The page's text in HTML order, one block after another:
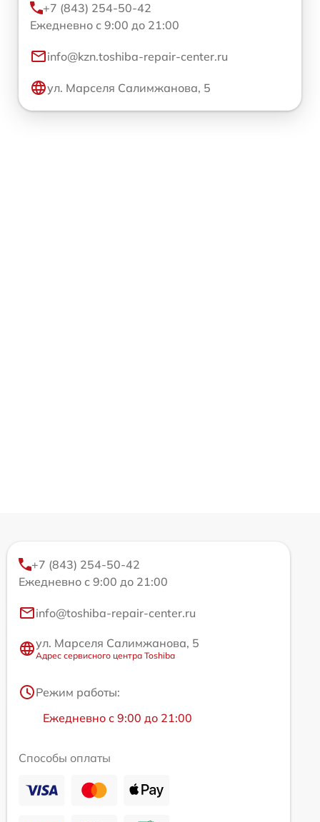
+7 (843) 254-50-42
Ежедневно с 9:00 до 21:00
info@kzn.toshiba-repair-center.ru
ул. Марселя Салимжанова, 5
+7 (843) 254-50-42
Ежедневно с 9:00 до 21:00
info@toshiba-repair-center.ru
ул. Марселя Салимжанова, 5
Адрес сервисного центра Toshiba
Режим работы:
Ежедневно с 9:00 до 21:00
Способы оплаты